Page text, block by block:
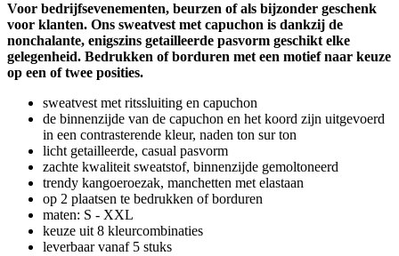
Voor bedrijfsevenementen, beurzen of als bijzonder geschenk
voor klanten. Ons sweatvest met capuchon is dankzij de
nonchalante, enigszins getailleerde pasvorm geschikt elke
gelegenheid. Bedrukken of borduren met een motief naar keuze
op een of twee posities.
sweatvest met ritssluiting en capuchon
de binnenzijde van de capuchon en het koord zijn uitgevoerd
in een contrasterende kleur, naden ton sur ton
licht getailleerde, casual pasvorm
zachte kwaliteit sweatstof, binnenzijde gemoltoneerd
trendy kangoeroezak, manchetten met elastaan
op 2 plaatsen te bedrukken of borduren
maten: S - XXL
keuze uit 8 kleurcombinaties
leverbaar vanaf 5 stuks